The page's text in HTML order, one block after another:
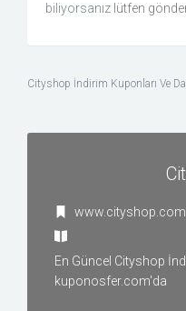
biliyorsanız lütfen
Cityshop İndirim Kuponları Ve
En Güncel Cityshop
kuponosfer.com'da